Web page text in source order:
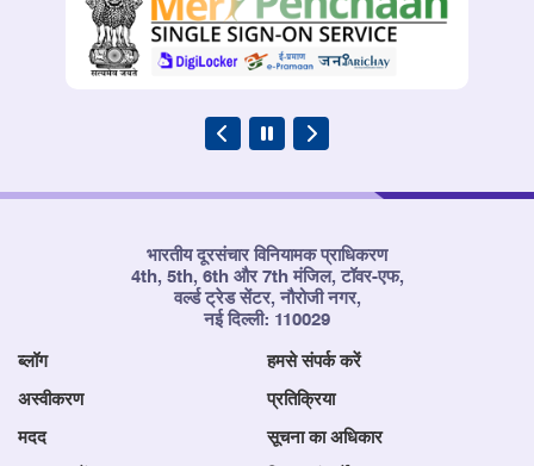
भारतीय दूरसंचार विनियामक प्राधिकरण
4th, 5th, 6th और 7th मंजिल, टॉवर-एफ,
वर्ल्ड ट्रेड सेंटर, नौरोजी नगर,
नई दिल्ली: 110029
ब्लॉग हमसे संपर्क करें
अस्वीकरण प्रतिक्रिया
मदद सूचना का अधिकार